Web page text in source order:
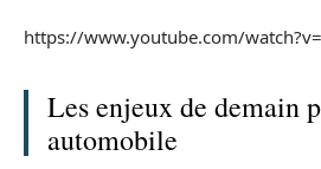
https://www.youtube.com/
Les enjeux de demain
automobile